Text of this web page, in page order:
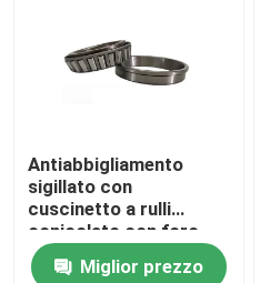
Antiabbigliamento
sigillato con
cuscinetto a rulli
conicolato con foro
rotondo polifunzionale
Miglior prezzo